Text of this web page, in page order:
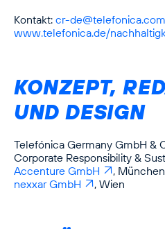
Kontakt: cr-de@telefonica.com
www.telefonica.de/
KONZEPT,
UND DESIGN
Telefónica Germany GmbH &
Corporate Responsibility &
Accenture GmbH
, München
nexxar GmbH
, Wien